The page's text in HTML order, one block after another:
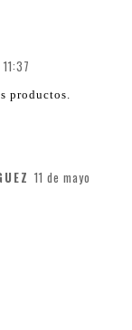
productos.
11 de mayo